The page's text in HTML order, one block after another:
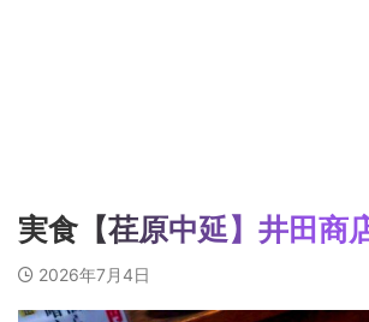
実食【荏原中延】井田商
2026年7月4日